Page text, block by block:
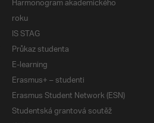
roku
IS STAG
Průkaz studenta
E-learning
Erasmus+ – studenti
Erasmus Student Network (ESN)
Studentská grantová soutěž